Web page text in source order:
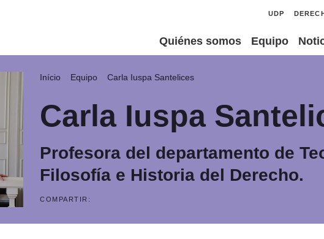
UDP
Quiénes somos Equipo
Início Equipo Carla Iuspa Santelices
Carla Iuspa
Profesora del departamento de
Filosofía e Historia del Derecho.
COMPARTIR: